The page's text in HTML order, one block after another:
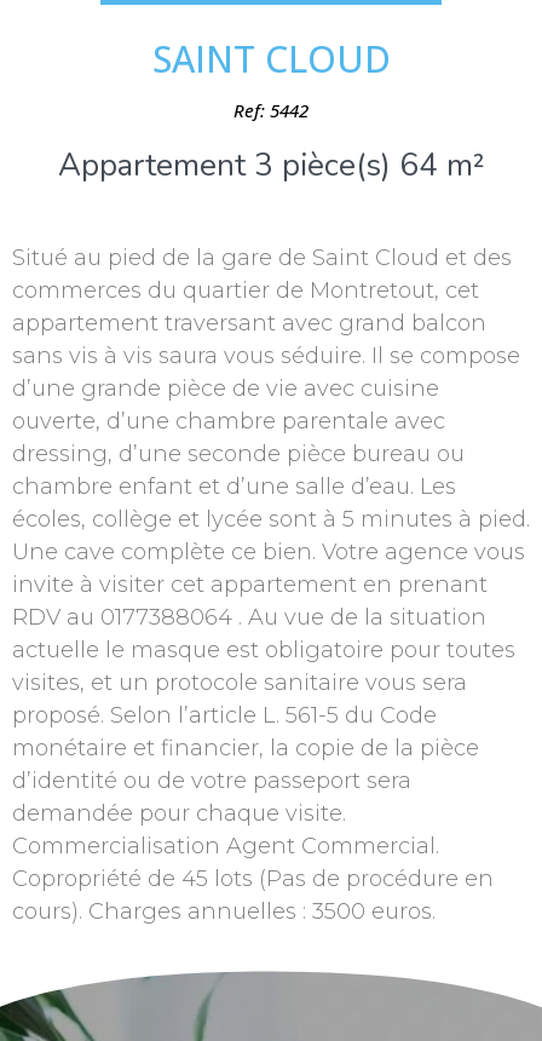
SAINT CLOUD
Ref: 5442
Appartement 3 pièce(s) 64 m²
Situé au pied de la gare de Saint Cloud et des
commerces du quartier de Montretout, cet
appartement traversant avec grand balcon
sans vis à vis saura vous séduire. Il se compose
d’une grande pièce de vie avec cuisine
ouverte, d’une chambre parentale avec
dressing, d’une seconde pièce bureau ou
chambre enfant et d’une salle d’eau. Les
écoles, collège et lycée sont à 5 minutes à pied.
Une cave complète ce bien. Votre agence vous
invite à visiter cet appartement en prenant
RDV au 0177388064 . Au vue de la situation
actuelle le masque est obligatoire pour toutes
visites, et un protocole sanitaire vous sera
proposé. Selon l’article L. 561-5 du Code
monétaire et financier, la copie de la pièce
d’identité ou de votre passeport sera
demandée pour chaque visite.
Commercialisation Agent Commercial.
Copropriété de 45 lots (Pas de procédure en
cours). Charges annuelles : 3500 euros.